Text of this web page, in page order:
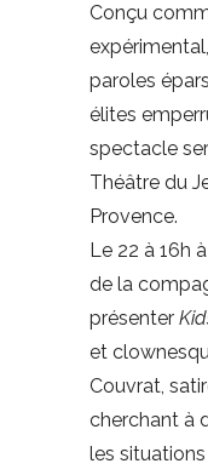
Conçu
paroles
élites
spectacle
Théâtre du
Provence.
Le 22 à 16h
de la
présenter
et
Couvrat,
cherchant à
les